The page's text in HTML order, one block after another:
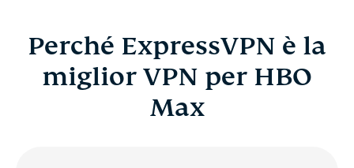
Perché ExpressVPN è la
miglior VPN per HBO
Max